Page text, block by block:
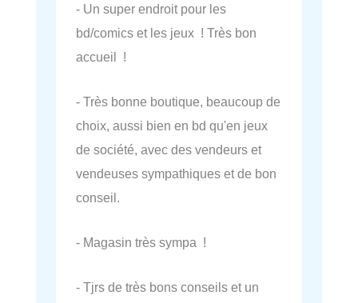
- Un super endroit pour les
bd/comics et les jeux ! Très bon
accueil !
- Très bonne boutique, beaucoup de
choix, aussi bien en bd qu'en jeux
de société, avec des vendeurs et
vendeuses sympathiques et de bon
conseil.
- Magasin très sympa !
- Tjrs de très bons conseils et un